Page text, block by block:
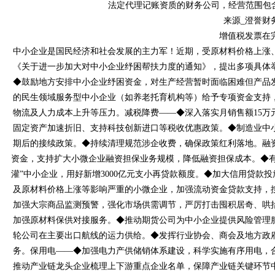
法定代理记账资质的财务公司，经营范围
来源_澄誉财
增值税发票在
中小企业是国民经济和社会发展的主力军！近期，受原材料价格上涨
《关于进一步加大对中小企业纾困帮扶力度的通知》，提出多项具
◆鼓励地方安排中小企业纾困资金，对生产经营暂时面临困难但产品发票有
的民生领域服务型中小企业（如养老托育机构等）给予专项资金支持，减
物流及人力成本上升等压力。减税降费——◆深入落实月销售额15万元以下
固定资产加速折旧、支持科技创新进口等税收优惠政策。◆制
期后的接续政策。◆持续清理规范涉企收费，确保政策红利落地
资金，支持扩大小微企业融资担保业务规模，降低融资担保成本
灌”中小企业，用好新增3000亿元支小再贷款额度。◆加大信用贷款投
及原材料价格上涨等影响严重的小微企业，加强流动资金贷款支持
加强大宗商品监测预警，强化市场供需调节，严厉打击囤积居奇
加强原材料保供对接服务。◆推动期货公司为中小企业提供风险管理
轮公司在主要出口航线的运力供给。◆发挥行业协会、商会及地方
务。保用电——◆加强电力产供储销体系建设，科学实施有序用电
推动产业链龙头企业梳理上下游重点企业名单，保障产业链关键环节